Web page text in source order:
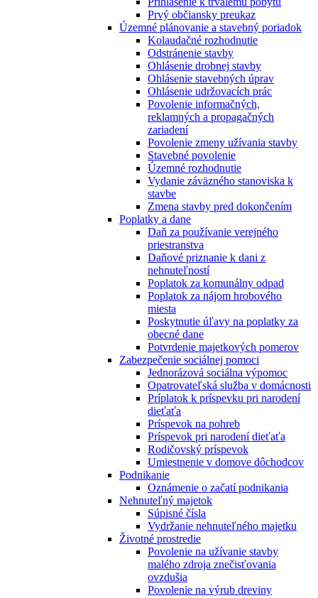
Prvý občiansky preukaz
Územné plánovanie a stavebný poriadok
Kolaudačné rozhodnutie
Odstránenie stavby
Ohlásenie drobnej stavby
Ohlásenie stavebných úprav
Ohlásenie udržovacích prác
Povolenie informačných,
reklamných a propagačných
zariadení
Povolenie zmeny užívania stavby
Stavebné povolenie
Územné rozhodnutie
Vydanie záväzného stanoviska k
stavbe
Zmena stavby pred dokončením
Poplatky a dane
Daň za používanie verejného
priestranstva
Daňové priznanie k dani z
nehnuteľností
Poplatok za komunálny odpad
Poplatok za nájom hrobového
miesta
Poskytnutie úľavy na poplatky za
obecné dane
Potvrdenie majetkových pomerov
Zabezpečenie sociálnej pomoci
Jednorázová sociálna výpomoc
Opatrovateľská služba v domácnosti
Príplatok k príspevku pri narodení
dieťaťa
Príspevok na pohreb
Príspevok pri narodení dieťaťa
Rodičovský príspevok
Umiestnenie v domove dôchodcov
Podnikanie
Oznámenie o začatí podnikania
Nehnuteľný majetok
Súpisné čísla
Vydržanie nehnuteľného majetku
Životné prostredie
Povolenie na užívanie stavby
malého zdroja znečisťovania
ovzdušia
Povolenie na výrub dreviny